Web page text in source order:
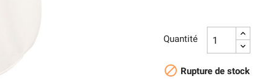
Quantité
 Rupture de stock